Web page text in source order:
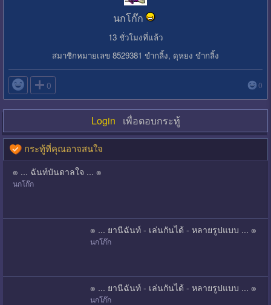
นกโก๊ก
13 ชั่วโมงที่แล้ว
สมาชิกหมายเลข 8529381 ขำกลิ้ง, ดุหยง ขำกลิ้ง
 0 0
Login เพื่อตอบกระทู้
กระทู้ที่คุณอาจสนใจ
๏ ... ฉันท์บันดาลใจ ... ๏
นกโก๊ก
๏ ... ยานีฉันท์ - เล่นกันได้ - หลายรูปแบบ ... ๏
นกโก๊ก
๏ ... ยานีฉันท์ - เล่นกันได้ - หลายรูปแบบ ... ๏
นกโก๊ก